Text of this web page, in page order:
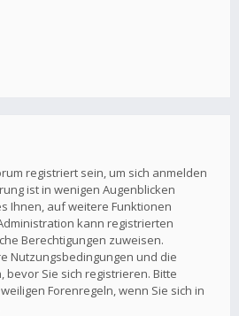
registriert sein, um sich anmelden
ist in wenigen Augenblicken
Ihnen, auf weitere Funktionen
kann registrierten
Berechtigungen zuweisen.
Nutzungsbedingungen und die
bevor Sie sich registrieren. Bitte
Forenregeln, wenn Sie sich in